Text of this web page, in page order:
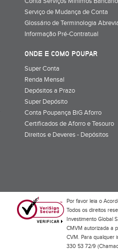
Serviço de Mudança de Conta
Glossário de Terminologia
Informação Pré-Contratual
ONDE E COMO POUPAR
Super Conta
Renda Mensal
Depósitos a Prazo
Super Depósito
Conta Poupança BiG Aforro
Certificados de Aforro e Tesouro
Direitos e Deveres - Depósitos
Por favor leia o
Todos os direitos
Investimento Global
CMVM autorizada a
CVM. Para qualquer
330 53 72/9